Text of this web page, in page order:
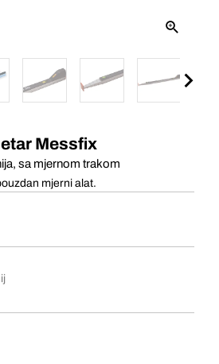
Messfix
sa mjernom trakom
mjerni alat.